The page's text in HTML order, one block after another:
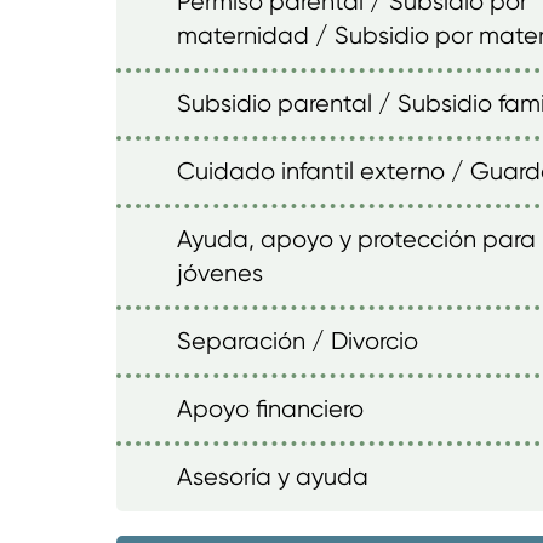
maternidad / Subsidio por
Subsidio parental / Subsidio
Cuidado infantil externo /
Ayuda, apoyo y protección para
jóvenes
Separación / Divorcio
Apoyo financiero
Asesoría y ayuda